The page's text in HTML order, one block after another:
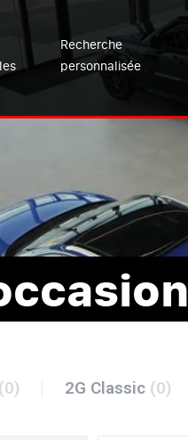
Recherche
personnalisée
(0) 2G Classic (0)